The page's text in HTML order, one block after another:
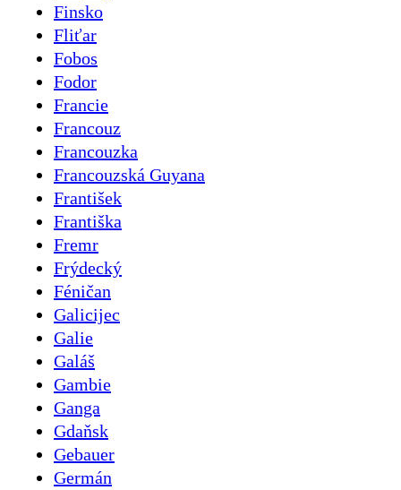
Finsko
Fliťar
Fobos
Fodor
Francie
Francouz
Francouzka
Francouzská Guyana
František
Františka
Fremr
Frýdecký
Féničan
Galicijec
Galie
Galáš
Gambie
Ganga
Gdaňsk
Gebauer
Germán